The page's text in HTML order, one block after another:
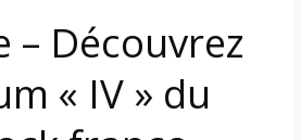
– Découvrez
« IV » du